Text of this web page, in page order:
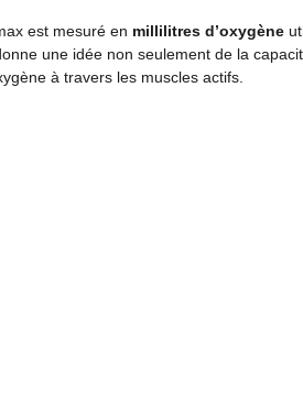
est mesuré en millilitres d’oxygène
une idée non seulement de la
à travers les muscles actifs.